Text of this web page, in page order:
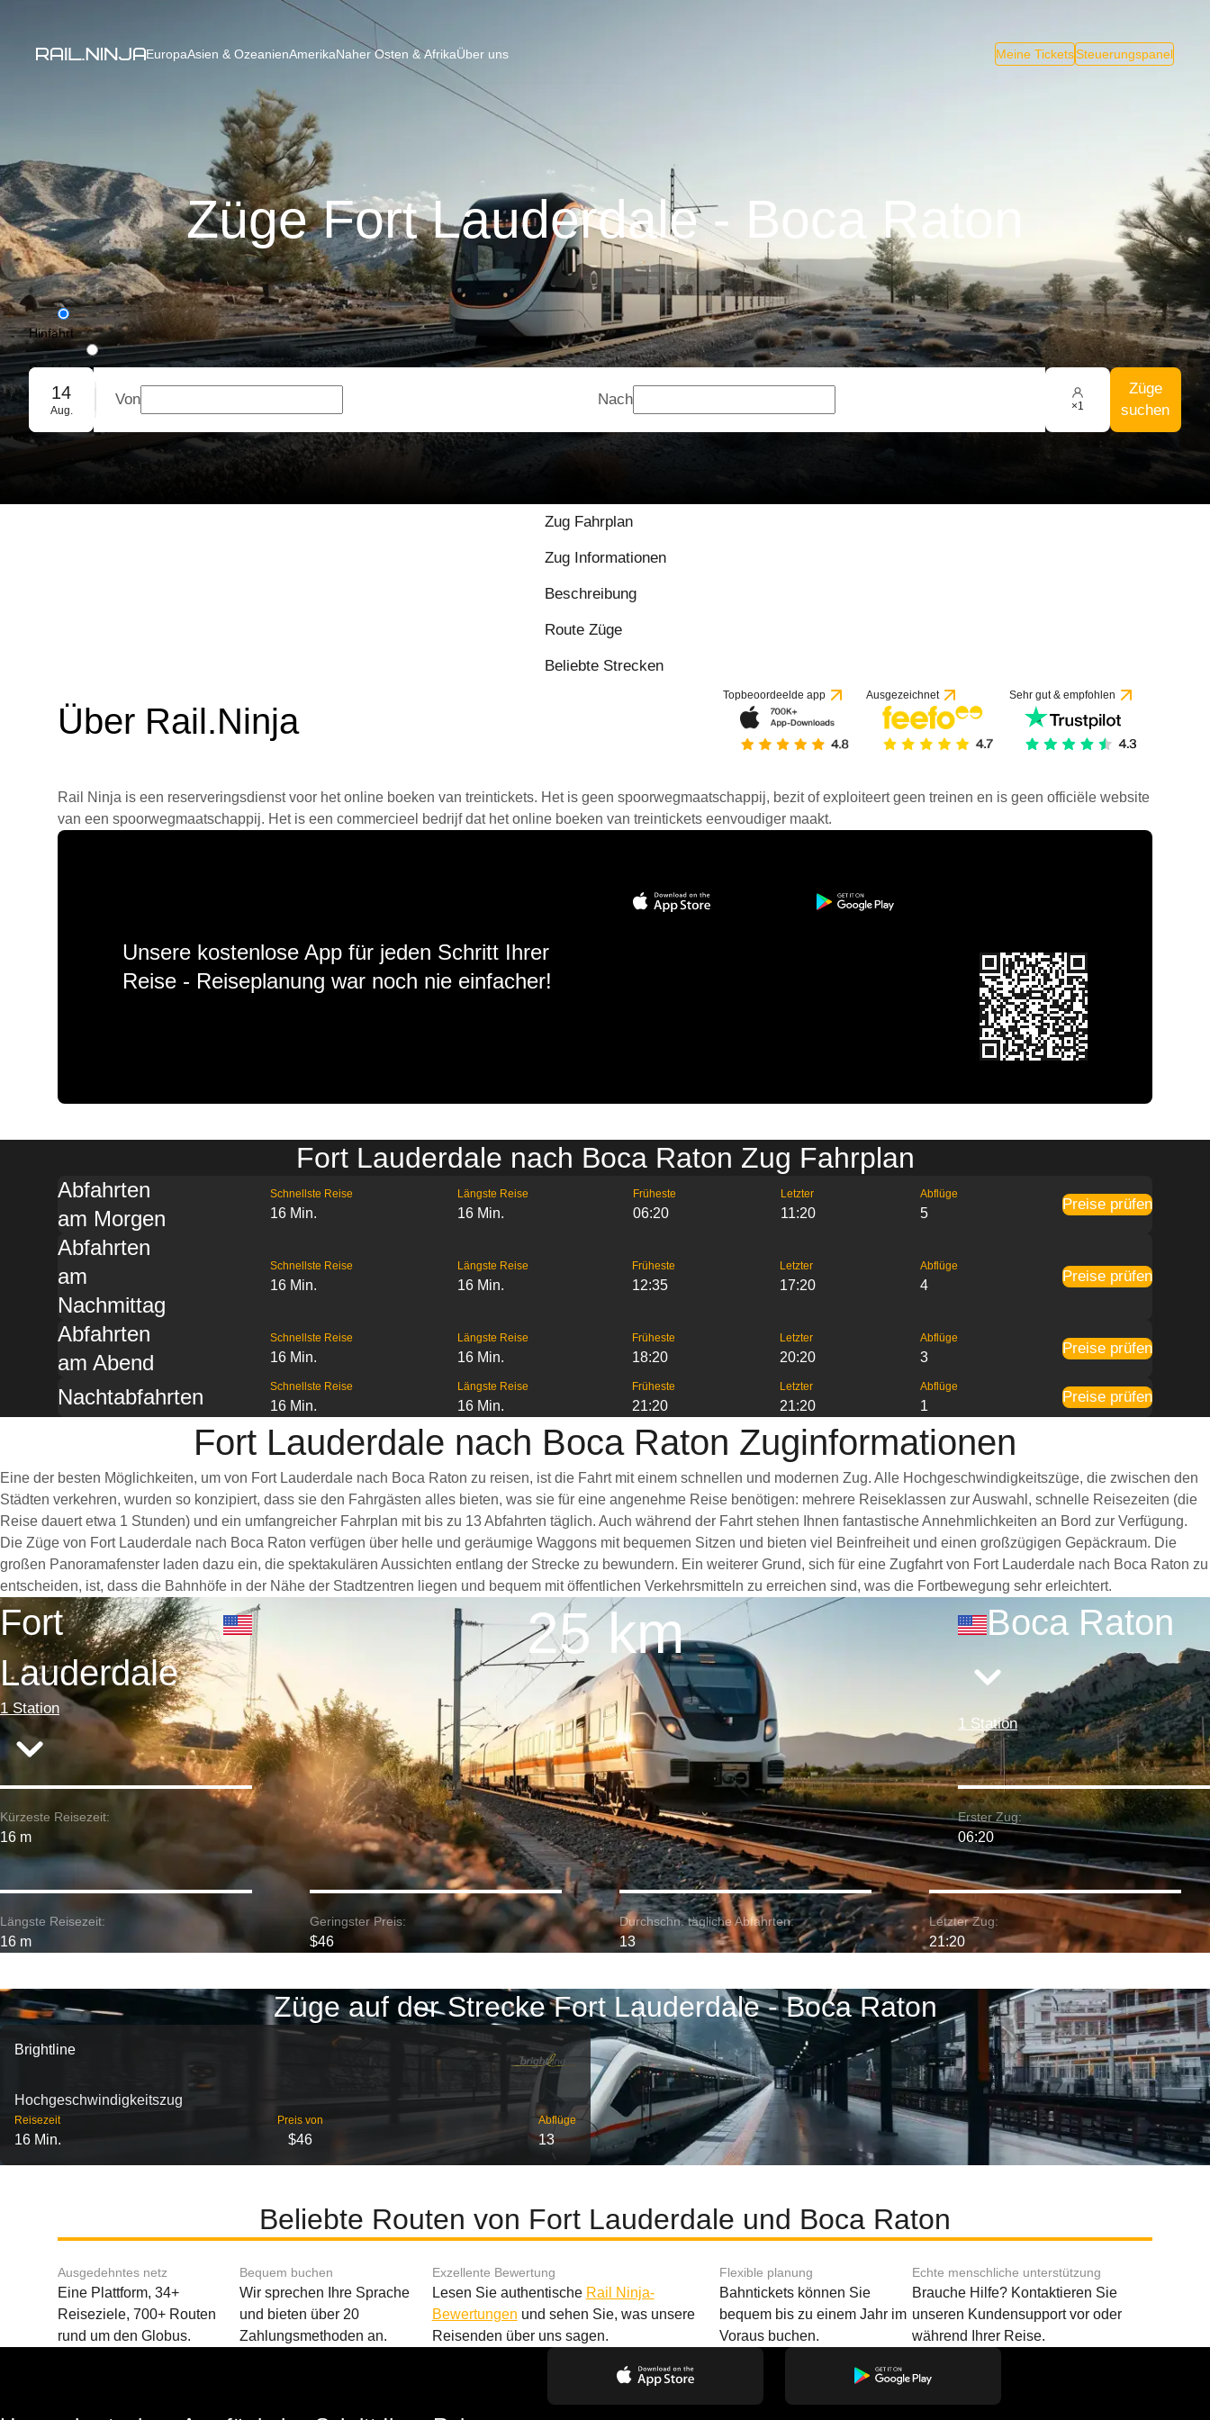
EuropaAsien & OzeanienAmerikaNaher Osten & AfrikaÜber uns Meine TicketsSteuerungspanel
Züge Fort Lauderdale - Boca Raton
Hinfahrt
Rückfahrt
Gruppenbuchung
14
Aug.
Von Nach ×1
Züge
suchen
Zug Fahrplan
Zug Informationen
Beschreibung
Route Züge
Beliebte Strecken
Über Rail.Ninja
Topbeoordeelde app Ausgezeichnet Sehr gut & empfohlen
Rail Ninja is een reserveringsdienst voor het online boeken van treintickets. Het is geen spoorwegmaatschappij, bezit of exploiteert geen treinen en is geen officiële website
van een spoorwegmaatschappij. Het is een commercieel bedrijf dat het online boeken van treintickets eenvoudiger maakt.
Unsere kostenlose App für jeden Schritt Ihrer
Reise - Reiseplanung war noch nie einfacher!
Fort Lauderdale nach Boca Raton Zug Fahrplan
Abfahrten
am Morgen
Schnellste Reise
16 Min.
Längste Reise
16 Min.
Früheste
06:20
Letzter
11:20
Abflüge
5
Preise prüfen
Abfahrten
am
Nachmittag
Schnellste Reise
16 Min.
Längste Reise
16 Min.
Früheste
12:35
Letzter
17:20
Abflüge
4
Preise prüfen
Abfahrten
am Abend
Schnellste Reise
16 Min.
Längste Reise
16 Min.
Früheste
18:20
Letzter
20:20
Abflüge
3
Preise prüfen
Nachtabfahrten Schnellste Reise
16 Min.
Längste Reise
16 Min.
Früheste
21:20
Letzter
21:20
Abflüge
1
Preise prüfen
Fort Lauderdale nach Boca Raton Zuginformationen
Eine der besten Möglichkeiten, um von Fort Lauderdale nach Boca Raton zu reisen, ist die Fahrt mit einem schnellen und modernen Zug. Alle Hochgeschwindigkeitszüge, die zwischen den
Städten verkehren, wurden so konzipiert, dass sie den Fahrgästen alles bieten, was sie für eine angenehme Reise benötigen: mehrere Reiseklassen zur Auswahl, schnelle Reisezeiten (die
Reise dauert etwa 1 Stunden) und ein umfangreicher Fahrplan mit bis zu 13 Abfahrten täglich. Auch während der Fahrt stehen Ihnen fantastische Annehmlichkeiten an Bord zur Verfügung.
Die Züge von Fort Lauderdale nach Boca Raton verfügen über helle und geräumige Waggons mit bequemen Sitzen und bieten viel Beinfreiheit und einen großzügigen Gepäckraum. Die
großen Panoramafenster laden dazu ein, die spektakulären Aussichten entlang der Strecke zu bewundern. Ein weiterer Grund, sich für eine Zugfahrt von Fort Lauderdale nach Boca Raton zu
entscheiden, ist, dass die Bahnhöfe in der Nähe der Stadtzentren liegen und bequem mit öffentlichen Verkehrsmitteln zu erreichen sind, was die Fortbewegung sehr erleichtert.
Fort
Lauderdale
1 Station
25 km Boca Raton
1 Station
Kürzeste Reisezeit:
16 m
Erster Zug:
06:20
Längste Reisezeit:
16 m
Geringster Preis:
$46
Durchschn. tägliche Abfahrten:
13
Letzter Zug:
21:20
Züge auf der Strecke Fort Lauderdale - Boca Raton
Brightline
Hochgeschwindigkeitszug
Reisezeit
16 Min.
Preis von
$46
Abflüge
13
Beliebte Routen von Fort Lauderdale und Boca Raton
Ausgedehntes netz
Eine Plattform, 34+
Reiseziele, 700+ Routen
rund um den Globus.
Bequem buchen
Wir sprechen Ihre Sprache
und bieten über 20
Zahlungsmethoden an.
Exzellente Bewertung
Lesen Sie authentische Rail Ninja-
Bewertungen und sehen Sie, was unsere
Reisenden über uns sagen.
Flexible planung
Bahntickets können Sie
bequem bis zu einem Jahr im
Voraus buchen.
Echte menschliche unterstützung
Brauche Hilfe? Kontaktieren Sie
unseren Kundensupport vor oder
während Ihrer Reise.